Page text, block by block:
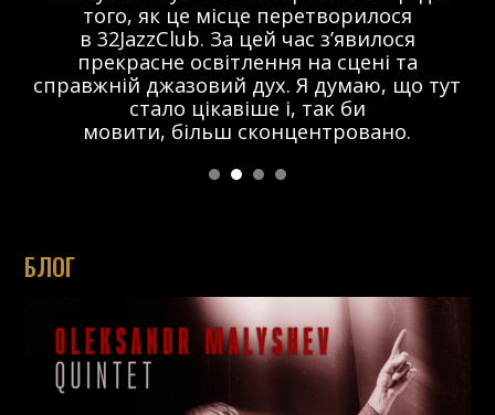
того, як це місце перетворилося
в 32JazzClub. За цей час з’явилося
прекрасне освітлення на сцені та
справжній джазовий дух. Я думаю, що тут
стало цікавіше і, так би
мовити, більш сконцентровано.
БЛОГ